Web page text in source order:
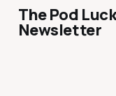
The Pod
Newsletter